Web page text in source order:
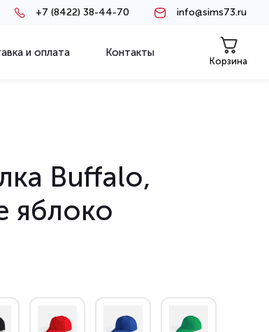
+7 (8422) 38-44-70 info@sims73.ru
и оплата Контакты
Корзина
Buffalo,
яблоко